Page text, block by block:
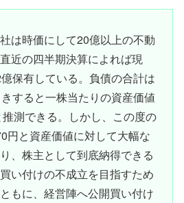
は時価にして20億以上の不動
近の四半期決算によれば現
保有している。負債の合計は
すると一株当たりの資産価値
測できる。しかし、この度の
円と資産価値に対して大幅な
、株主として到底納得できる
い付けの不成立を目指すため
もに、経営陣へ公開買い付け